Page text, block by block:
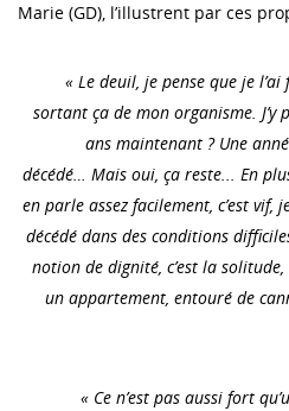
Marie (GD), l’illustrent par ces
« Le deuil, je pense que je
sortant ça de mon organisme. J’y
ans maintenant ? Une
décédé… Mais oui, ça reste... En
en parle assez facilement, c’est vif,
décédé dans des conditions
notion de dignité, c’est la
un appartement, entouré de
« Ce n’est pas aussi fort